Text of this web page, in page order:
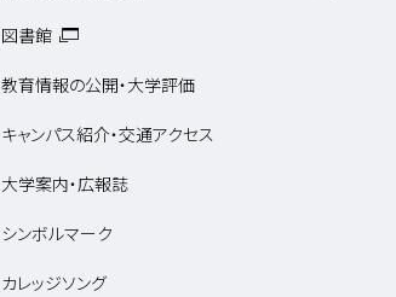
図書館
教育情報の公開・大学評価
キャンパス紹介・交通アクセス
大学案内・広報誌
シンボルマーク
カレッジソング